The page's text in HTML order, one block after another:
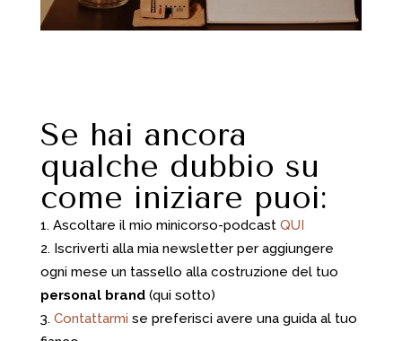
Se hai ancora
qualche dubbio su
come iniziare puoi:
Ascoltare il mio minicorso-podcast QUI
Iscriverti alla mia newsletter per aggiungere
ogni mese un tassello alla costruzione del tuo
personal brand(qui sotto)
Contattarmi se preferisci avere una guida al tuo